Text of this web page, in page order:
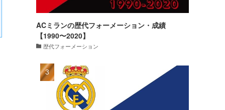
ACミランの歴代フォーメーション・成績
【1990〜2020】
歴代フォーメーション